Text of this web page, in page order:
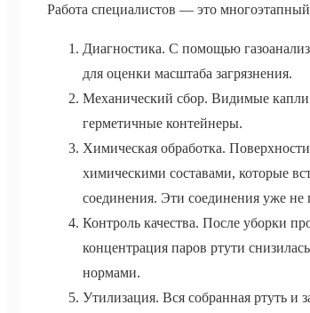
Работа специалистов — это
Диагностика. С помощью
для оценки масштаба загрязнения.
Механический сбор. Видимые капли
герметичные контейнеры.
Химическая обработка.
химическими составами, которые
соединения. Эти соединения уже не
Контроль качества. После уборки
концентрация паров ртути
нормами.
Утилизация. Вся собранная ртуть и